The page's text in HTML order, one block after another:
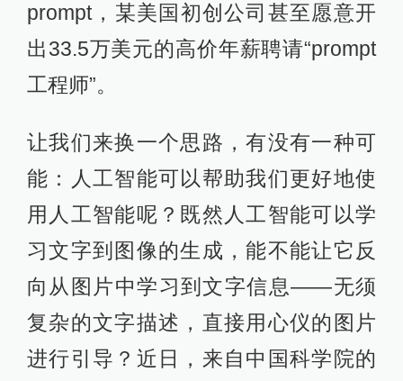
prompt，某美国初创公司甚至愿意开
出33.5万美元的高价年薪聘请“prompt
工程师”。
让我们来换一个思路，有没有一种可
能：人工智能可以帮助我们更好地使
用人工智能呢？既然人工智能可以学
习文字到图像的生成，能不能让它反
向从图片中学习到文字信息——无须
复杂的文字描述，直接用心仪的图片
进行引导？近日，来自中国科学院的